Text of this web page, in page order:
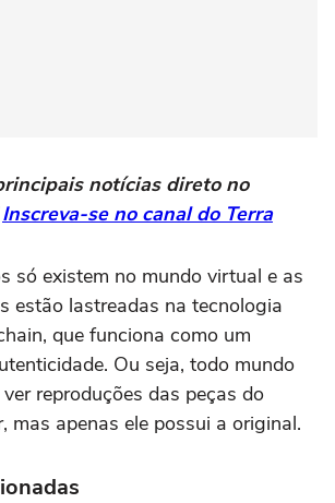
notícias direto no
Inscreva-se no canal do Terra
só existem no mundo virtual e as
estão lastreadas na tecnologia
que funciona como um
Ou seja, todo mundo
reproduções das peças do
mas apenas ele possui a original.